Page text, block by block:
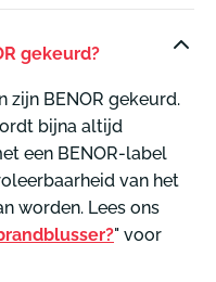
gekeurd?
zijn BENOR gekeurd.
bijna altijd
een BENOR-label
van het
worden. Lees ons
" voor